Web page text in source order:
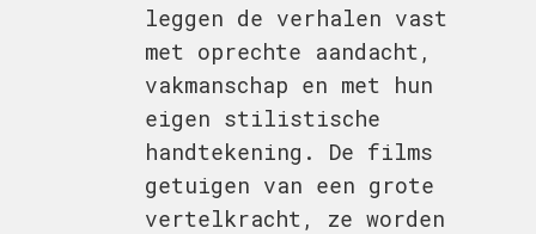
leggen de verhalen vast
met oprechte aandacht,
vakmanschap en met hun
eigen stilistische
handtekening. De films
getuigen van een grote
vertelkracht, ze worden